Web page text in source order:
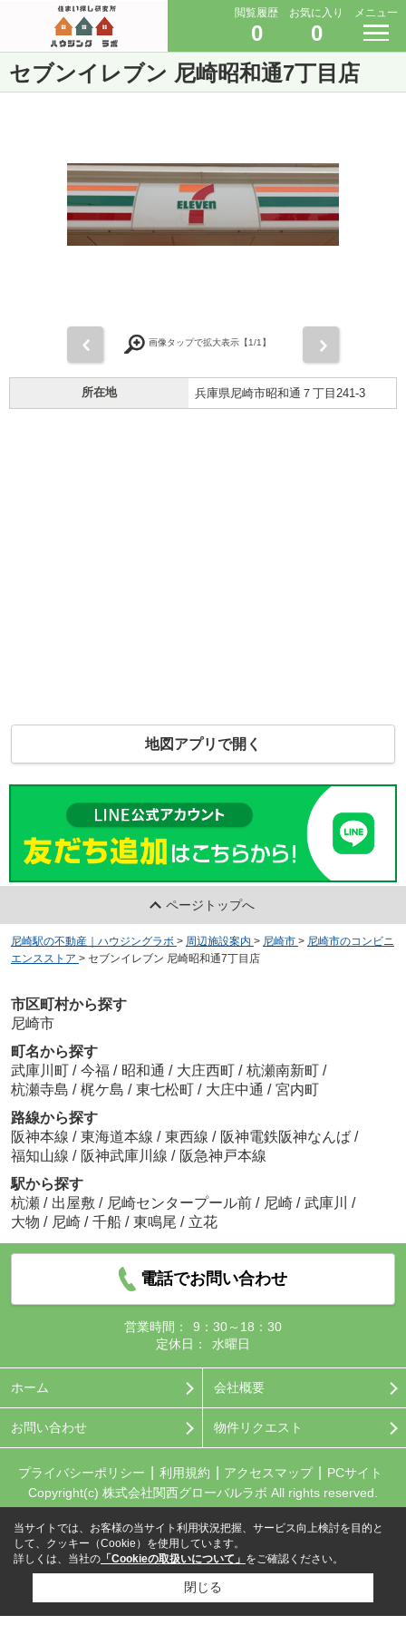
閲覧履歴
0
お気に入り
0
メニュー
セブンイレブン 尼崎昭和通7丁目店
画像タップで拡大表示【1/1】
所在地 兵庫県尼崎市昭和通７丁目241-3
地図アプリで開く
ページトップへ
尼崎駅の不動産｜ハウジングラボ > 周辺施設案内 > 尼崎市 > 尼崎市のコンビニ
エンスストア > セブンイレブン 尼崎昭和通7丁目店
市区町村から探す
尼崎市
町名から探す
武庫川町 / 今福 / 昭和通 / 大庄西町 / 杭瀬南新町 /
杭瀬寺島 / 梶ケ島 / 東七松町 / 大庄中通 / 宮内町
路線から探す
阪神本線 / 東海道本線 / 東西線 / 阪神電鉄阪神なんば /
福知山線 / 阪神武庫川線 / 阪急神戸本線
駅から探す
杭瀬 / 出屋敷 / 尼崎センタープール前 / 尼崎 / 武庫川
/
大物 / 尼崎 / 千船 / 東鳴尾 / 立花
電話でお問い合わせ
営業時間：
9：30～18：30
定休日：
水曜日
ホーム 会社概要
お問い合わせ 物件リクエスト
プライバシーポリシー 利用規約 アクセスマップ
PCサイト
Copyright(c) 株式会社関西グローバルラボ All rights reserved.
当サイトでは、お客様の当サイト利用状況把握、サービス向上検討を目的と
して、クッキー（Cookie）を使用しています。
詳しくは、当社の 「Cookieの取扱いについて」 をご確認ください。
閉じる